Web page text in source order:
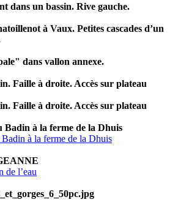
dans un bassin. Rive gauche.
à Vaux. Petites cascades d’un
dans vallon annexe.
Faille à droite. Accès sur plateau
Faille à droite. Accès sur plateau
Badin à la ferme de la Dhuis
Badin à la ferme de la Dhuis
de l’eau